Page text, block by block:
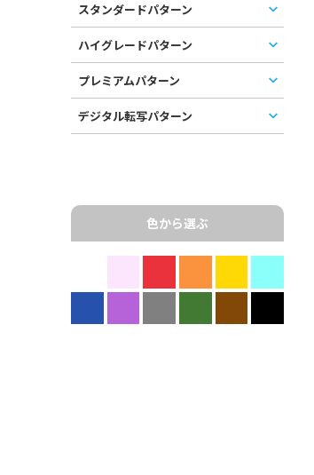
スタンダードパターン
ハイグレードパターン
プレミアムパターン
デジタル転写パターン
色から選ぶ